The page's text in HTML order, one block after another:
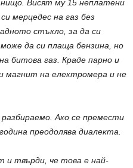
Висят му 15 неплатени
мерцедес на газ без
стъкло, за да си
да си плаща бензина, но
битова газ. Краде парно и
магнит на електромера и не
Ако се премести
преодолява диалекта.
и твърди, че това е най-